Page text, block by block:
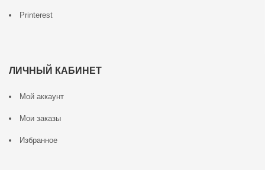
Printerest
ЛИЧНЫЙ КАБИНЕТ
Мой аккаунт
Мои заказы
Избранное